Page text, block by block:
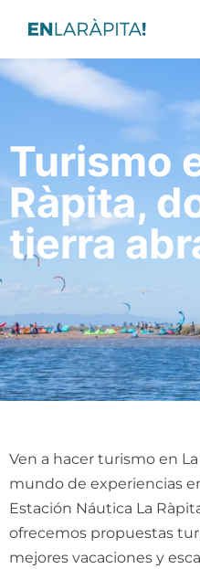
Turismo
Ràpita,
tierra
Ven a hacer turismo en
mundo de experiencias
Estación Náutica La
ofrecemos propuestas
mejores vacaciones y